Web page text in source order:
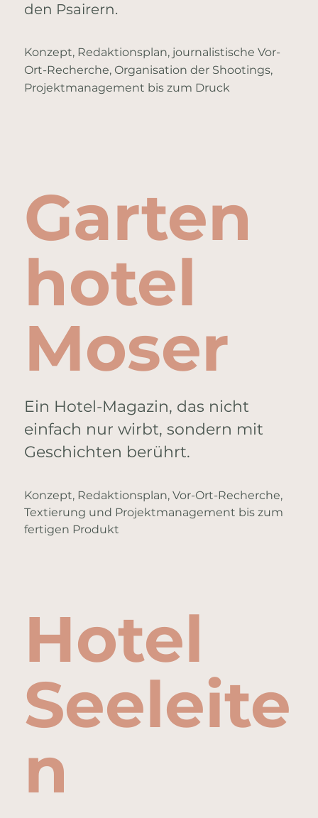
den Psairern.
Konzept, Redaktionsplan, journalistische Vor-
Ort-Recherche, Organisation der Shootings,
Projektmanagement bis zum Druck
Garten
hotel
Moser
Ein Hotel-Magazin, das nicht
einfach nur wirbt, sondern mit
Geschichten berührt.
Konzept, Redaktionsplan, Vor-Ort-Recherche,
Textierung und Projektmanagement bis zum
fertigen Produkt
Hotel
Seeleite
n